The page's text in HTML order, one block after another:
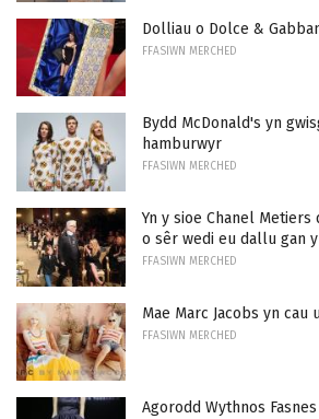
Dolliau o Dolce &
FFASIWN MERCHED
Bydd McDonald's yn
hamburwyr
FFASIWN MERCHED
Yn y sioe Chanel
o sêr wedi eu dallu gan
FFASIWN MERCHED
Mae Marc Jacobs yn cau
FFASIWN MERCHED
Agorodd Wythnos